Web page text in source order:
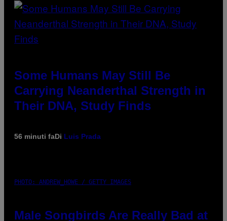
Some Humans May Still Be
Carrying Neanderthal Strength in
Their DNA, Study Finds
56 minuti faDi Luis Prada
PHOTO: ANDREW_HOWE / GETTY IMAGES
Male Songbirds Are Really Bad at